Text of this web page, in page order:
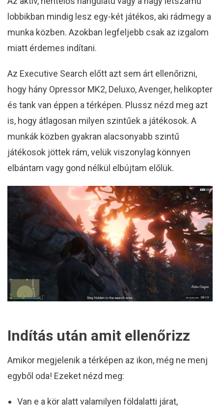
lobbikban mindig lesz egy-két játékos, aki rádmegy a
munka közben. Azokban legfeljebb csak az izgalom
miatt érdemes indítani.
Az Executive Search előtt azt sem árt ellenőrizni,
hogy hány Opressor MK2, Deluxo, Avenger, helikopter
és tank van éppen a térképen. Plussz nézd meg azt
is, hogy átlagosan milyen szintűek a játékosok. A
munkák közben gyakran alacsonyabb szintű
játékosok jöttek rám, velük viszonylag könnyen
elbántam vagy gond nélkül elbújtam előlük.
Indítás után amit ellenőrizz
Amikor megjelenik a térképen az ikon, még ne menj
egyből oda! Ezeket nézd meg:
Van e a kör alatt valamilyen földalatti járat,